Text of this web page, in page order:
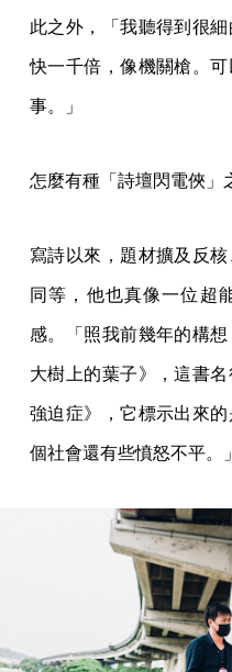
此之外，「我聽得到很
快一千倍，像機關槍。
事。」
怎麼有種「詩壇閃電俠」
寫詩以來，題材擴及反
同等，他也真像一位超
感。「照我前幾年的構
大樹上的葉子》，這書
強迫症》，它標示出來
個社會還有些憤怒不平。」